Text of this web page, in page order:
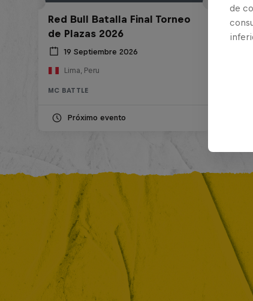
Red Bull Batalla Final Torneo
de Plazas 2026
19 Septiembre 2026
Lima, Peru
MC BATTLE
Próximo evento
de